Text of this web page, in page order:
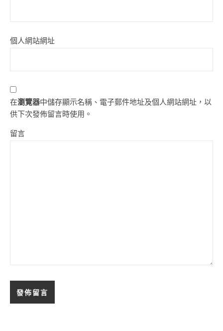
個人網站網址
在瀏覽器中儲存顯示名稱、電子郵件地址及個人網站網址，以
供下次發佈留言時使用。
留言